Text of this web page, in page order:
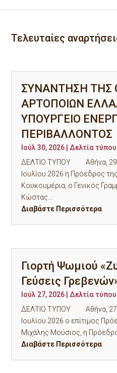
Τελευταίες
ΣΥΝΑΝΤΗΣΗ ΤΗΣ
ΑΡΤΟΠΟΙΩΝ
ΥΠΟΥΡΓΕΙΟ
ΠΕΡΙΒΑΛΛΟΝΤΟΣ
Ιούλ 30, 2026
Δελτία
ΔΕΛΤΙΟ ΤΥΠΟΥ Αθήνα,
Ιουλίου 2026 η Πρόεδρος
Κουκουμέρια, ο Γενικός
Κώστας...
Διαβάστε Περισσότερα
Γιορτή Ψωμιού
Γεύσεις
Ιούλ 27, 2026 |Δελτία
ΔΕΛΤΙΟ ΤΥΠΟΥ Αθήνα,
Ιουλίου 2026 ο επίτιμος
Μιχάλης Μούσιος, η
Διαβάστε Περισσότερα